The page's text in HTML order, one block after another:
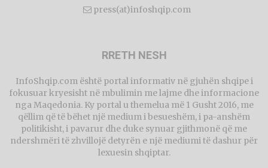
press(at)infoshqip.com
RRETH NESH
InfoShqip.com është portal informativ në gjuhën shqipe i
fokusuar kryesisht në mbulimin me lajme dhe informacione
nga Maqedonia. Ky portal u themelua më 1 Gusht 2016, me
qëllim që të bëhet një medium i besueshëm, i pa-anshëm
politikisht, i pavarur dhe duke synuar gjithmonë që me
ndershmëri të zhvillojë detyrën e një mediumi të dashur për
lexuesin shqiptar.